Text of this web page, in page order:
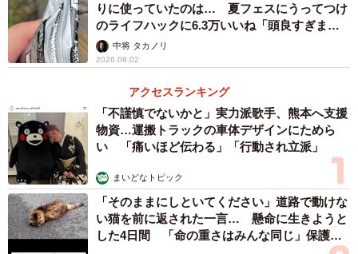
全農広報部【公式】／食の便利帳(@zennoh_official)がシェアした投稿
りに使っていたのは… 夏フェスにうってつけ
のライフハックに6.3万いいね「頭良すぎま
す」中将 タカノリ
2026.08.02
アクセスランキング
「不謹慎でないかと」実力派歌手、熊本へ支援
物資…運搬トラックの車体デザインにためら
い 「痛いほど伝わる」「行動され立派」
まいどなトピック
「そのままにしといてください」道路で動けな
い猫を前に返された一言… 懸命に生きようと
した4日間 「命の重さはみんな同じ」保護団